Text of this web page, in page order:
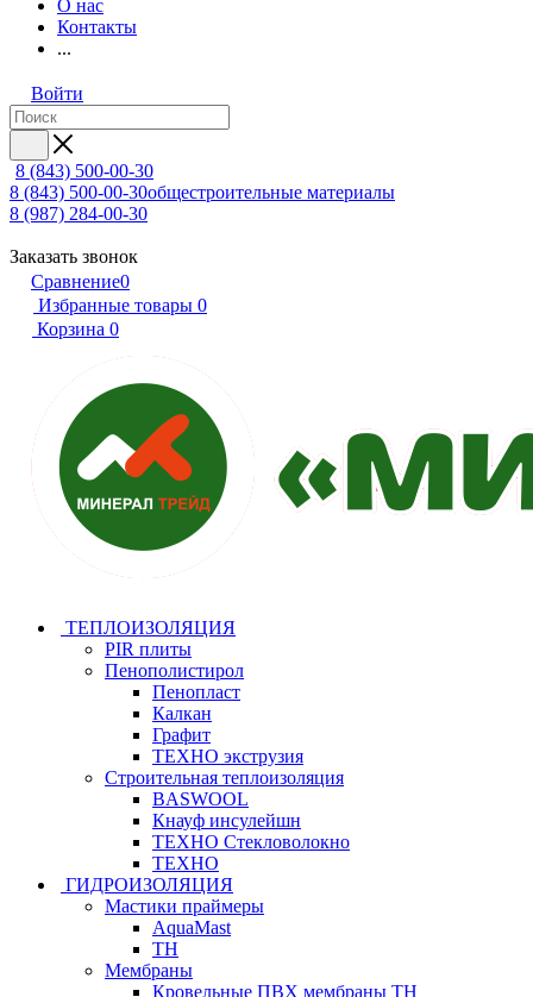
О нас
Контакты
...
Войти
8 (843) 500-00-30
8 (843) 500-00-30общестроительные материалы
8 (987) 284-00-30
Заказать звонок
Сравнение0
Избранные товары 0
Корзина 0
ТЕПЛОИЗОЛЯЦИЯ
PIR плиты
Пенополистирол
Пенопласт
Калкан
Графит
ТЕХНО экструзия
Строительная теплоизоляция
BASWOOL
Кнауф инсулейшн
ТЕХНО Стекловолокно
ТЕХНО
ГИДРОИЗОЛЯЦИЯ
Мастики праймеры
AquaMast
ТН
Мембраны
Кровельные ПВХ мембраны ТН